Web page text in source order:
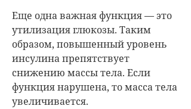
Еще одна важная функция — это
утилизация глюкозы. Таким
образом, повышенный уровень
инсулина препятствует
снижению массы тела. Если
функция нарушена, то масса тела
увеличивается.